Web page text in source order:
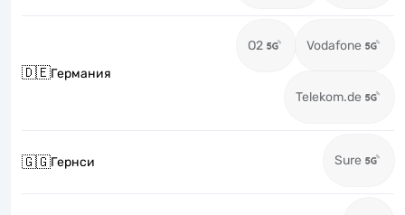
🇩🇪Германия
O2 Vodafone
Telekom.de
🇬🇬Гернси Sure